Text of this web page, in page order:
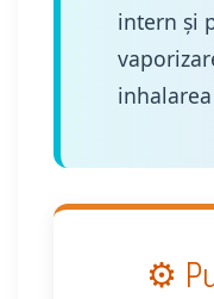
intern și
⚙️